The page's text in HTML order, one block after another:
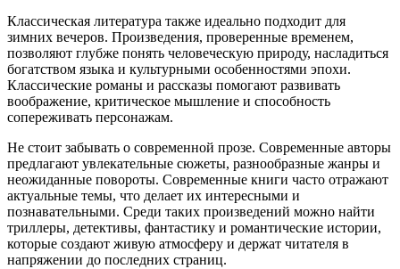
Классическая литература также идеально подходит для
зимних вечеров. Произведения, проверенные временем,
позволяют глубже понять человеческую природу, насладиться
богатством языка и культурными особенностями эпохи.
Классические романы и рассказы помогают развивать
воображение, критическое мышление и способность
сопереживать персонажам.
Не стоит забывать о современной прозе. Современные авторы
предлагают увлекательные сюжеты, разнообразные жанры и
неожиданные повороты. Современные книги часто отражают
актуальные темы, что делает их интересными и
познавательными. Среди таких произведений можно найти
триллеры, детективы, фантастику и романтические истории,
которые создают живую атмосферу и держат читателя в
напряжении до последних страниц.